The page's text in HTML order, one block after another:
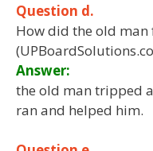
Question d.
How did the old man
Answer:
the old man tripped
ran and helped him.